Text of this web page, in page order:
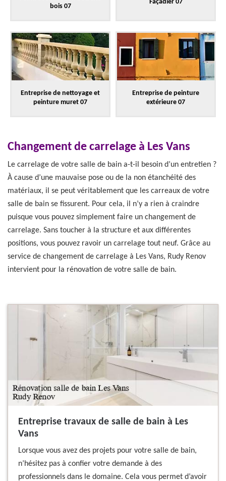
bois 07
Façadier 07
Entreprise de nettoyage et
peinture muret 07
Entreprise de peinture
extérieure 07
Changement de carrelage à Les Vans
Le carrelage de votre salle de bain a-t-il besoin d’un entretien ?
À cause d’une mauvaise pose ou de la non étanchéité des
matériaux, il se peut véritablement que les carreaux de votre
salle de bain se fissurent. Pour cela, il n’y a rien à craindre
puisque vous pouvez simplement faire un changement de
carrelage. Sans toucher à la structure et aux différentes
positions, vous pouvez ravoir un carrelage tout neuf. Grâce au
service de changement de carrelage à Les Vans, Rudy Renov
intervient pour la rénovation de votre salle de bain.
Entreprise travaux de salle de bain à Les
Vans
Lorsque vous avez des projets pour votre salle de bain,
n’hésitez pas à confier votre demande à des
professionnels dans le domaine. Cela vous permet d’avoir